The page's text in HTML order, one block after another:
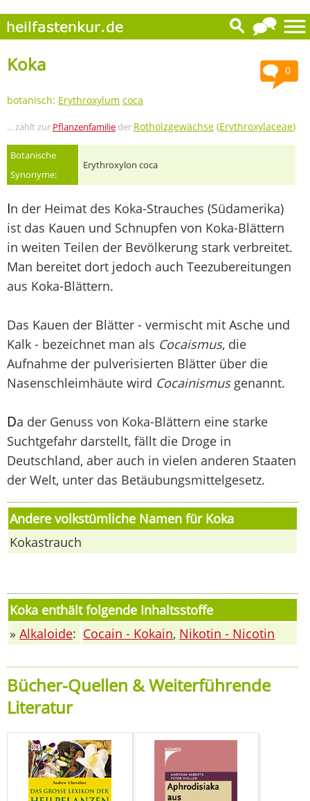
0
Koka
botanisch: Erythroxylum coca
... zählt zur Pflanzenfamilie der Rotholzgewächse (Erythroxylaceae)
Botanische
Synonyme:
Erythroxylon coca
In der Heimat des Koka-Strauches (Südamerika)
ist das Kauen und Schnupfen von Koka-Blättern
in weiten Teilen der Bevölkerung stark verbreitet.
Man bereitet dort jedoch auch Teezubereitungen
aus Koka-Blättern.
Das Kauen der Blätter - vermischt mit Asche und
Kalk - bezeichnet man als Cocaismus, die
Aufnahme der pulverisierten Blätter über die
Nasenschleimhäute wird Cocainismusgenannt.
Da der Genuss von Koka-Blättern eine starke
Suchtgefahr darstellt, fällt die Droge in
Deutschland, aber auch in vielen anderen Staaten
der Welt, unter das Betäubungsmittelgesetz.
Andere volkstümliche Namen für Koka
Kokastrauch
Koka enthält folgende Inhaltsstoffe
» Alkaloide: Cocain - Kokain, Nikotin - Nicotin
Bücher-Quellen & Weiterführende
Literatur